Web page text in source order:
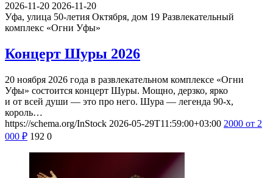
2026-11-20 2026-11-20
Уфа, улица 50-летия Октября, дом 19 Развлекательный
комплекс «Огни Уфы»
Концерт Шуры 2026
20 ноября 2026 года в развлекательном комплексе «Огни
Уфы» состоится концерт Шуры. Мощно, дерзко, ярко
и от всей души — это про него. Шура — легенда 90-х,
король…
https://schema.org/InStock 2026-05-29T11:59:00+03:00 2000 от 2
000 ₽ 192 0